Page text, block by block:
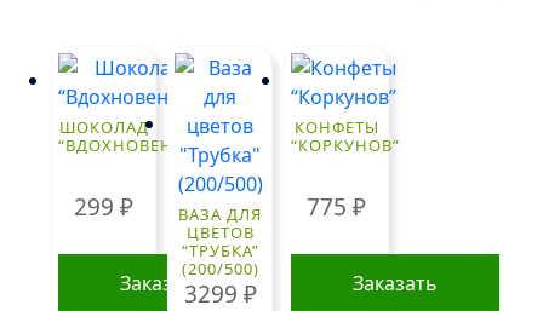
ШОКОЛАД
“ВДОХНОВЕНИЕ”
299₽
Заказать
ВАЗА ДЛЯ
ЦВЕТОВ
“ТРУБКА”
(200/500)
3299 ₽
КОНФЕТЫ
“КОРКУНОВ”
775₽
Заказать